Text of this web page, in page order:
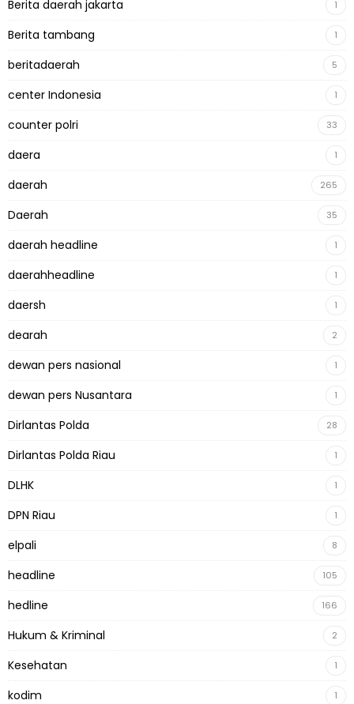
Berita daerah jakarta 1
Berita tambang 1
beritadaerah 5
center Indonesia 1
counter polri 33
daera 1
daerah 265
Daerah 35
daerah headline 1
daerahheadline 1
daersh 1
dearah 2
dewan pers nasional 1
dewan pers Nusantara 1
Dirlantas Polda 28
Dirlantas Polda Riau 1
DLHK 1
DPN Riau 1
elpali 8
headline 105
hedline 166
Hukum & Kriminal 2
Kesehatan 1
kodim 1